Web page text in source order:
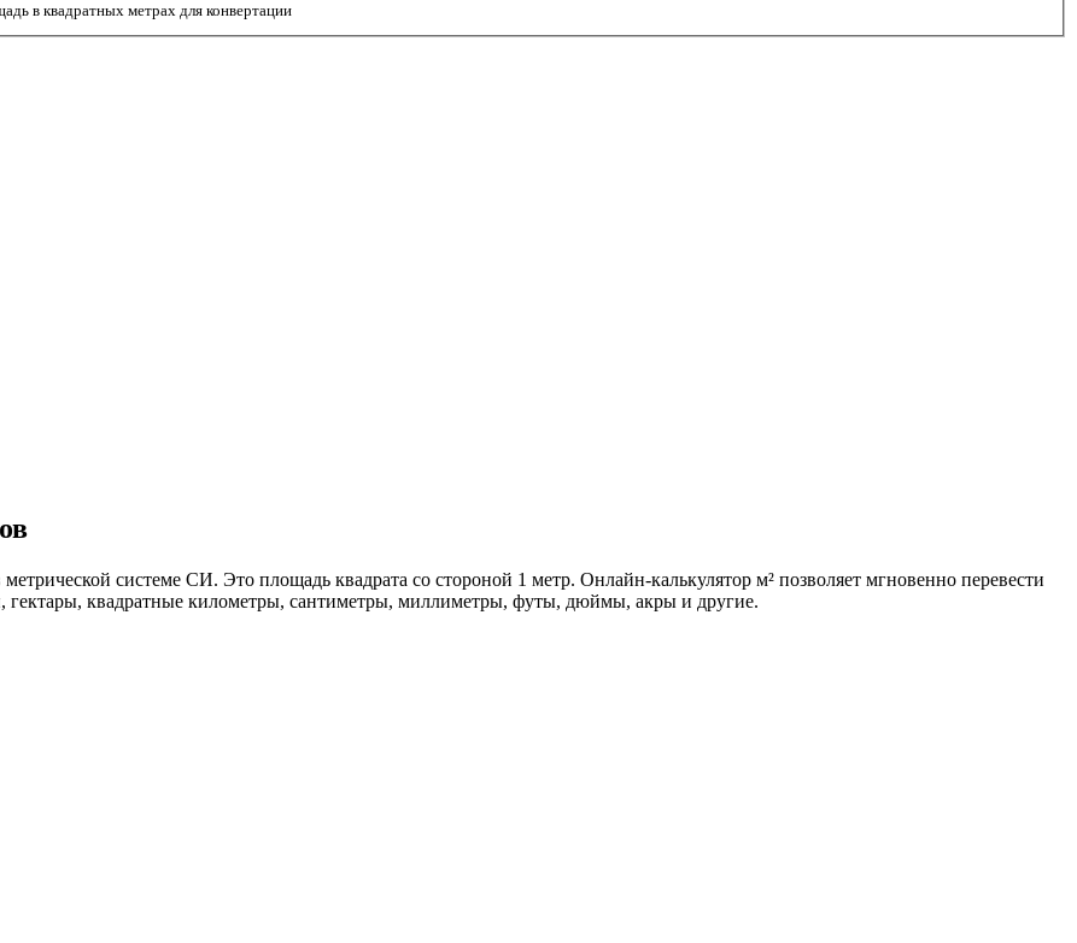
в квадратных метрах для конвертации
системе СИ. Это площадь квадрата со стороной 1 метр. Онлайн-калькулятор м² позволяет мгновенно перевести
квадратные километры, сантиметры, миллиметры, футы, дюймы, акры и другие.